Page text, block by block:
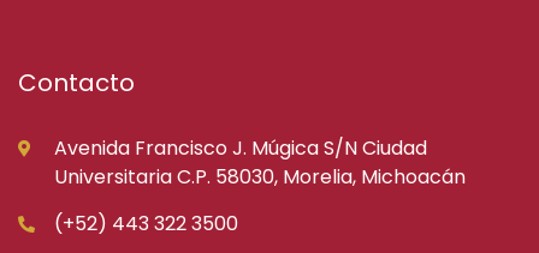
Contacto
Avenida Francisco J. Múgica S/N Ciudad
Universitaria C.P. 58030, Morelia, Michoacán
(+52) 443 322 3500